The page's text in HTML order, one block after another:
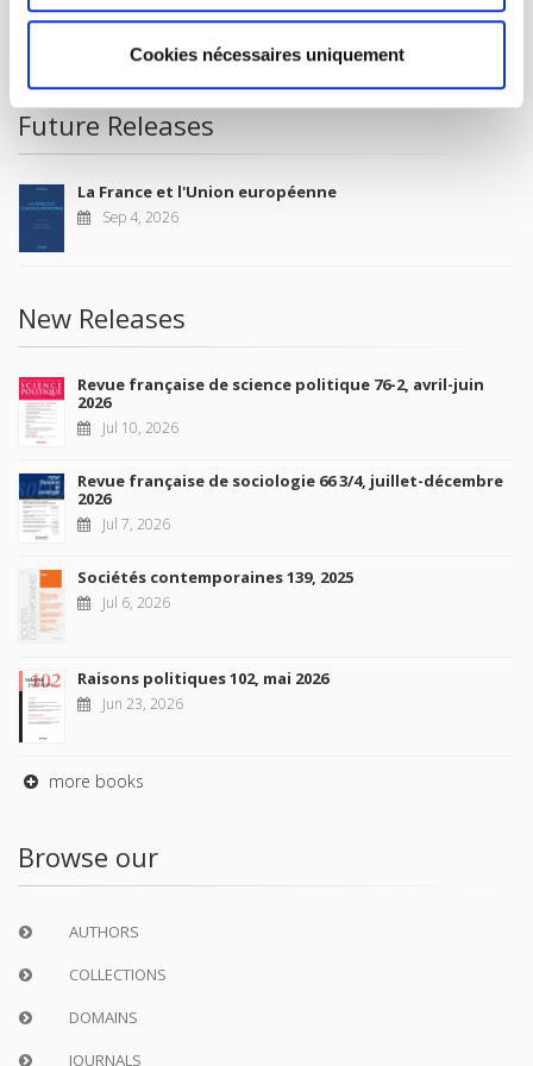
Cookies nécessaires uniquement
CONDITIONS OF SALE
Future Releases
La France et l'Union européenne
Sep 4, 2026
New Releases
Revue française de science politique 76-2, avril-juin
2026
Jul 10, 2026
Revue française de sociologie 66 3/4, juillet-décembre
2026
Jul 7, 2026
Sociétés contemporaines 139, 2025
Jul 6, 2026
Raisons politiques 102, mai 2026
Jun 23, 2026
more books
Browse our
AUTHORS
COLLECTIONS
DOMAINS
JOURNALS